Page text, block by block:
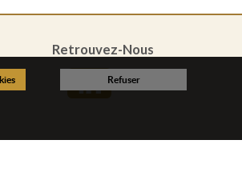
Retrouvez-Nous